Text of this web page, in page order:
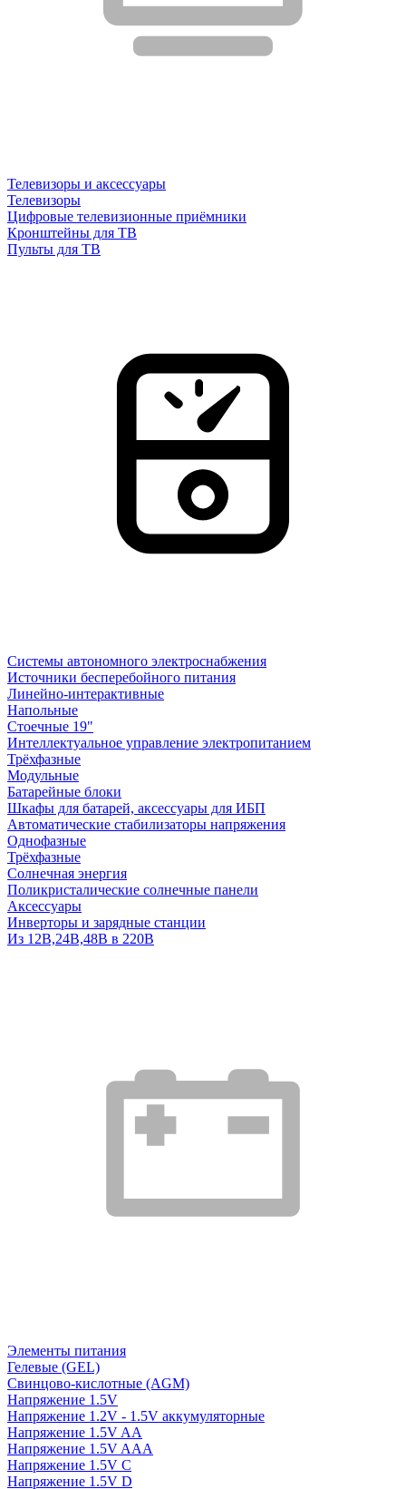
Телевизоры и аксессуары
Телевизоры
Цифровые телевизионные приёмники
Кронштейны для ТВ
Пульты для ТВ
Системы автономного электроснабжения
Источники бесперебойного питания
Линейно-интерактивные
Напольные
Стоечные 19"
Интеллектуальное управление электропитанием
Трёхфазные
Модульные
Батарейные блоки
Шкафы для батарей, аксессуары для ИБП
Автоматические стабилизаторы напряжения
Однофазные
Трёхфазные
Солнечная энергия
Поликристалические солнечные панели
Аксессуары
Инверторы и зарядные станции
Из 12В,24В,48В в 220В
Элементы питания
Гелевые (GEL)
Свинцово-кислотные (AGM)
Напряжение 1.5V
Напряжение 1.2V - 1.5V аккумуляторные
Напряжение 1.5V AA
Напряжение 1.5V AAA
Напряжение 1.5V C
Напряжение 1.5V D